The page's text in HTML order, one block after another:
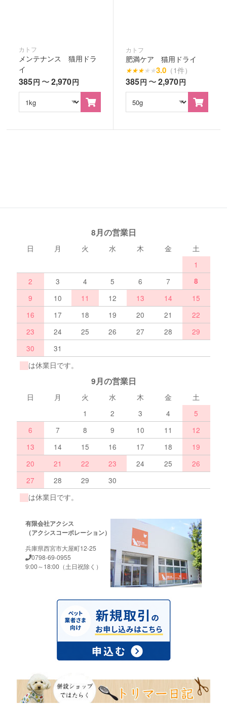
カトフ
メンテナンス 猫用ドラ
イ
385円 〜2,970円
カトフ
肥満ケア 猫用ドライ
★★★★ ★3.0（1件）
385円 〜2,970円
8月の営業日
日 月 火 水 木 金
土
1
2
3 4 5 6 7 8
9 10 11 12 13 14
15
16
17 18 19 20 21
22
23
24 25 26 27 28
29
30
31
は休業日です。
9月の営業日
日 月 火 水 木 金
土
1
2 3 4
5
6
7 8 9 10 11
12
13
14 15 16 17 18
19
20
21 22 23 24 25
26
27
28 29
30
は休業日です。
有限会社アクシス
（アクシスコーポレーション）
兵庫県西宮市大屋町12-25
0798-69-0955
9:00～18:00（土日祝除く）